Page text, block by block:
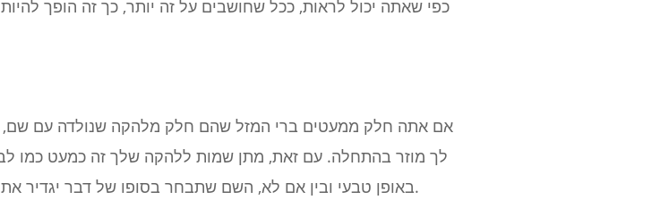
כפי שאתה יכול לראות, ככל שחושבים על זה יותר, כך זה הופך
אם אתה חלק ממעטים ברי המזל שהם חלק מלהקה שנולדה עם שם,
לך מוזר בהתחלה. עם זאת, מתן שמות ללהקה שלך זה כמעט כמו
באופן טבעי ובין אם לא, השם שתבחר בסופו של דבר יגדיר את הקשר שיש לך עם אותו פרויקט, בן אדם או בעל חיים.